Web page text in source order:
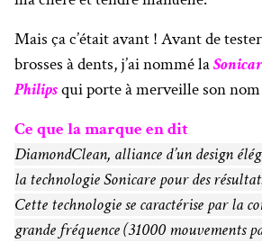
Mais ça c’était avant ! Avant de
brosses à dents, j’ai nommé laS
Philipsqui porte à merveille son
Ce que la marque en dit
DiamondClean, alliance d’un design
la technologie Sonicare pour des
Cette technologie se caractérise par la
grande fréquence (31000 mouvements